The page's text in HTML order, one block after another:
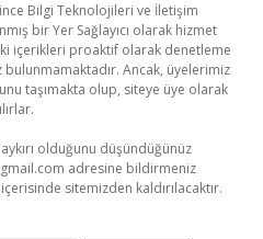
Bilgi Teknolojileri ve İletişim
bir Yer Sağlayıcı olarak hizmet
içerikleri proaktif olarak denetleme
Ancak, üyelerimiz
taşımakta olup, siteye üye olarak
olduğunu düşündüğünüz
adresine bildirmeniz
sitemizden kaldırılacaktır.